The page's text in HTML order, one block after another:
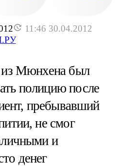
11:46 30.04.2012
из Мюнхена был
полицию после
пребывавший
не смог
и
денег